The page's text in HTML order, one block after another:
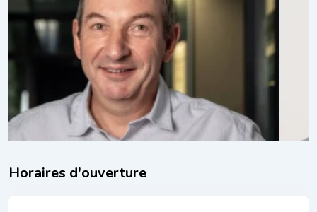
|
il y a 10 mois
PNL (programmation neuro-linguistique)
mentales
_